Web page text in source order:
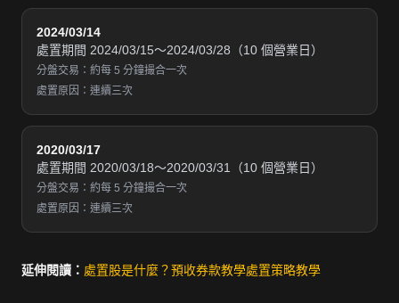
2024/03/14
處置期間 2024/03/15～2024/03/28（10 個營業日）
分盤交易：約每 5 分鐘撮合一次
處置原因：連續三次
2020/03/17
處置期間 2020/03/18～2020/03/31（10 個營業日）
分盤交易：約每 5 分鐘撮合一次
處置原因：連續三次
延伸閱讀： 處置股是什麼？預收券款教學處置策略教學